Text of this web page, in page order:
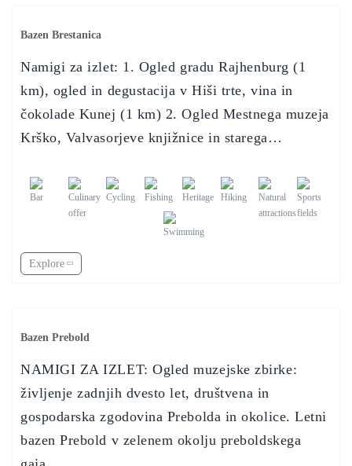
Bazen Brestanica
Namigi za izlet: 1. Ogled gradu Rajhenburg (1
km), ogled in degustacija v Hiši trte, vina in
čokolade Kunej (1 km) 2. Ogled Mestnega muzeja
Krško, Valvasorjeve knjižnice in starega…
Explore
Bazen Prebold
NAMIGI ZA IZLET: Ogled muzejske zbirke:
življenje zadnjih dvesto let, društvena in
gospodarska zgodovina Prebolda in okolice. Letni
bazen Prebold v zelenem okolju preboldskega